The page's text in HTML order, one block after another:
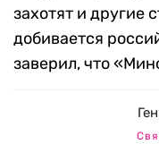
захотят и другие
добивается
заверил, что